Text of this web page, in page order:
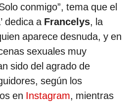
conmigo”, tema que el
dedica a Francelys, la
aparece desnuda, y en
sexuales muy
sido del agrado de
según los
en Instagram, mientras